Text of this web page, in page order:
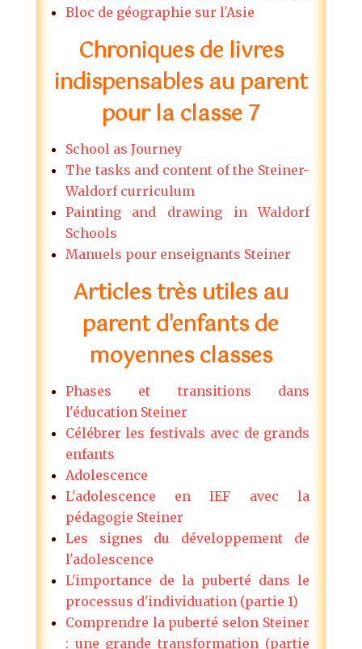
Bloc de géographie sur l'Asie
Chroniques de livres
indispensables au parent
pour la classe 7
School as Journey
The tasks and content of the Steiner-
Waldorf curriculum
Painting and drawing in Waldorf
Schools
Manuels pour enseignants Steiner
Articles très utiles au
parent d'enfants de
moyennes classes
Phases et transitions dans
l'éducation Steiner
Célébrer les festivals avec de grands
enfants
Adolescence
L'adolescence en IEF avec la
pédagogie Steiner
Les signes du développement de
l'adolescence
L'importance de la puberté dans le
processus d'individuation (partie 1)
Comprendre la puberté selon Steiner
: une grande transformation (partie